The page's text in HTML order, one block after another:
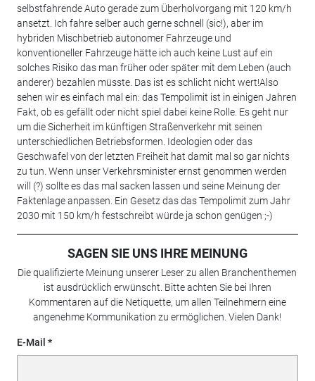
selbstfahrende Auto gerade zum Überholvorgang mit 120 km/h
ansetzt. Ich fahre selber auch gerne schnell (sic!), aber im
hybriden Mischbetrieb autonomer Fahrzeuge und
konventioneller Fahrzeuge hätte ich auch keine Lust auf ein
solches Risiko das man früher oder später mit dem Leben (auch
anderer) bezahlen müsste. Das ist es schlicht nicht wert!Also
sehen wir es einfach mal ein: das Tempolimit ist in einigen Jahren
Fakt, ob es gefällt oder nicht spiel dabei keine Rolle. Es geht nur
um die Sicherheit im künftigen Straßenverkehr mit seinen
unterschiedlichen Betriebsformen. Ideologien oder das
Geschwafel von der letzten Freiheit hat damit mal so gar nichts
zu tun. Wenn unser Verkehrsminister ernst genommen werden
will (?) sollte es das mal sacken lassen und seine Meinung der
Faktenlage anpassen. Ein Gesetz das das Tempolimit zum Jahr
2030 mit 150 km/h festschreibt würde ja schon genügen ;-)
SAGEN SIE UNS IHRE MEINUNG
Die qualifizierte Meinung unserer Leser zu allen Branchenthemen
ist ausdrücklich erwünscht. Bitte achten Sie bei Ihren
Kommentaren auf die Netiquette, um allen Teilnehmern eine
angenehme Kommunikation zu ermöglichen. Vielen Dank!
E-Mail